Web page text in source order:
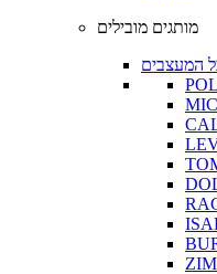
מותגים מובילים
המעצבים